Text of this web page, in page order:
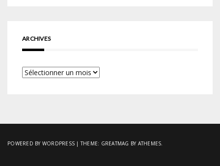
ARCHIVES
Archives
POWERED BY WORDPRESS |THEME: GREATMAG BY ATHEMES.